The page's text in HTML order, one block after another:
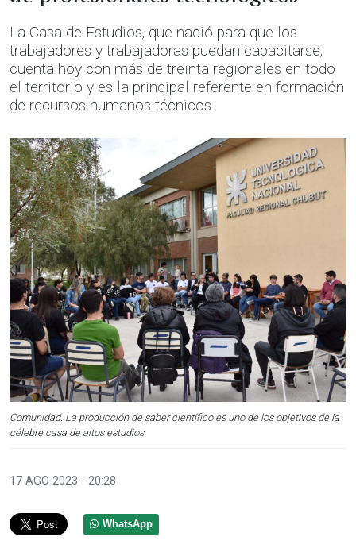
La Casa de Estudios, que nació para que los
trabajadores y trabajadoras puedan capacitarse,
cuenta hoy con más de treinta regionales en todo
el territorio y es la principal referente en formación
de recursos humanos técnicos.
Comunidad. La producción de saber científico es uno de los objetivos de la
célebre casa de altos estudios.
17 AGO 2023 - 20:28
WhatsApp